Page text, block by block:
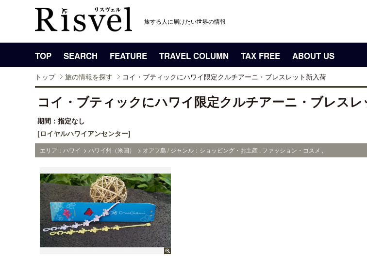
旅する人に届けたい世界の情報
TOP SEARCH FEATURE TRAVEL COLUMN TAX FREE ABOUT US
トップ 旅の情報を探す コイ・ブティックにハワイ限定クルチアーニ・ブレスレット新入荷
コイ・ブティックにハワイ限定クルチアーニ・ブレスレ
期間：指定なし
[ロイヤルハワイアンセンター]
エリア：ハワイ > ハワイ州（米国） > オアフ島 / ジャンル：ショッピング・お土産 , ファッション・コスメ ,